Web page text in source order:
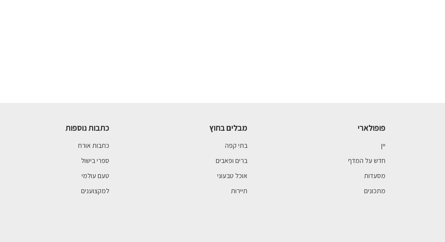
פופולארי
יין
חדש על המדף
מסעדות
מתכונים
מבלים בחוץ
בתי קפה
ברים ופאבים
אוכל טבעוני
תיירות
כתבות נוספות
כתבות אורח
ספרי בישול
טעם עולמי
למקצוענים